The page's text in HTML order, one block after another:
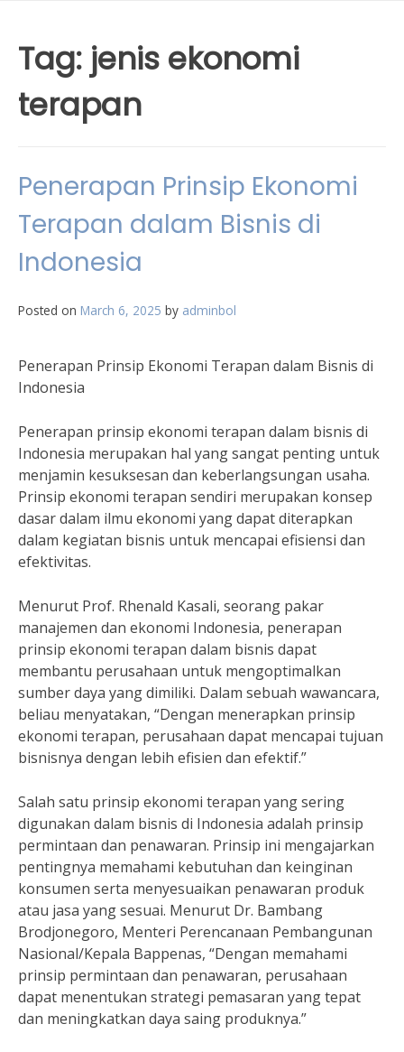
Tag: jenis ekonomi
terapan
Penerapan Prinsip Ekonomi
Terapan dalam Bisnis di
Indonesia
Posted on March 6, 2025 by adminbol
Penerapan Prinsip Ekonomi Terapan dalam Bisnis di
Indonesia
Penerapan prinsip ekonomi terapan dalam bisnis di
Indonesia merupakan hal yang sangat penting untuk
menjamin kesuksesan dan keberlangsungan usaha.
Prinsip ekonomi terapan sendiri merupakan konsep
dasar dalam ilmu ekonomi yang dapat diterapkan
dalam kegiatan bisnis untuk mencapai efisiensi dan
efektivitas.
Menurut Prof. Rhenald Kasali, seorang pakar
manajemen dan ekonomi Indonesia, penerapan
prinsip ekonomi terapan dalam bisnis dapat
membantu perusahaan untuk mengoptimalkan
sumber daya yang dimiliki. Dalam sebuah wawancara,
beliau menyatakan, “Dengan menerapkan prinsip
ekonomi terapan, perusahaan dapat mencapai tujuan
bisnisnya dengan lebih efisien dan efektif.”
Salah satu prinsip ekonomi terapan yang sering
digunakan dalam bisnis di Indonesia adalah prinsip
permintaan dan penawaran. Prinsip ini mengajarkan
pentingnya memahami kebutuhan dan keinginan
konsumen serta menyesuaikan penawaran produk
atau jasa yang sesuai. Menurut Dr. Bambang
Brodjonegoro, Menteri Perencanaan Pembangunan
Nasional/Kepala Bappenas, “Dengan memahami
prinsip permintaan dan penawaran, perusahaan
dapat menentukan strategi pemasaran yang tepat
dan meningkatkan daya saing produknya.”